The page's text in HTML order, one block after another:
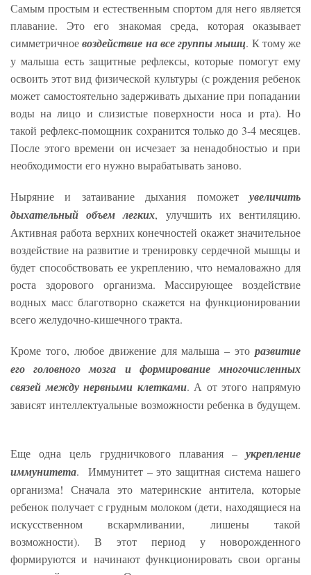
Самым простым и естественным спортом для него является
плавание. Это его знакомая среда, которая оказывает
симметричноевоздействие на все группы мышц. К тому же
у малыша есть защитные рефлексы, которые помогут ему
освоить этот вид физической культуры (с рождения ребенок
может самостоятельно задерживать дыхание при попадании
воды на лицо и слизистые поверхности носа и рта). Но
такой рефлекс-помощник сохранится только до 3-4 месяцев.
После этого времени он исчезает за ненадобностью и при
необходимости его нужно вырабатывать заново.
Ныряние и затаивание дыхания поможет увеличить
дыхательный объем легких, улучшить их вентиляцию.
Активная работа верхних конечностей окажет значительное
воздействие на развитие и тренировку сердечной мышцы и
будет способствовать ее укреплению, что немаловажно для
роста здорового организма. Массирующее воздействие
водных масс благотворно скажется на функционировании
всего желудочно-кишечного тракта.
Кроме того, любое движение для малыша – это развитие
его головного мозга и формирование многочисленных
связей между нервными клетками. А от этого напрямую
зависят интеллектуальные возможности ребенка в будущем.
Еще одна цель грудничкового плавания – укрепление
иммунитета. Иммунитет – это защитная система нашего
организма! Сначала это материнские антитела, которые
ребенок получает с грудным молоком (дети, находящиеся на
искусственном вскармливании, лишены такой
возможности). В этот период у новорожденного
формируются и начинают функционировать свои органы